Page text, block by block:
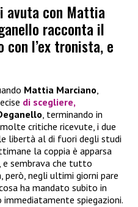
avuta con Mattia
racconta il
l’ex tronista, e
Mattia Marciano,
di scegliere,
, terminando in
critiche ricevute, i due
libertà al di fuori degli studi
la coppia è apparsa
sembrava che tutto
però, negli ultimi giorni pare
ha mandato subito in
spiegazioni.